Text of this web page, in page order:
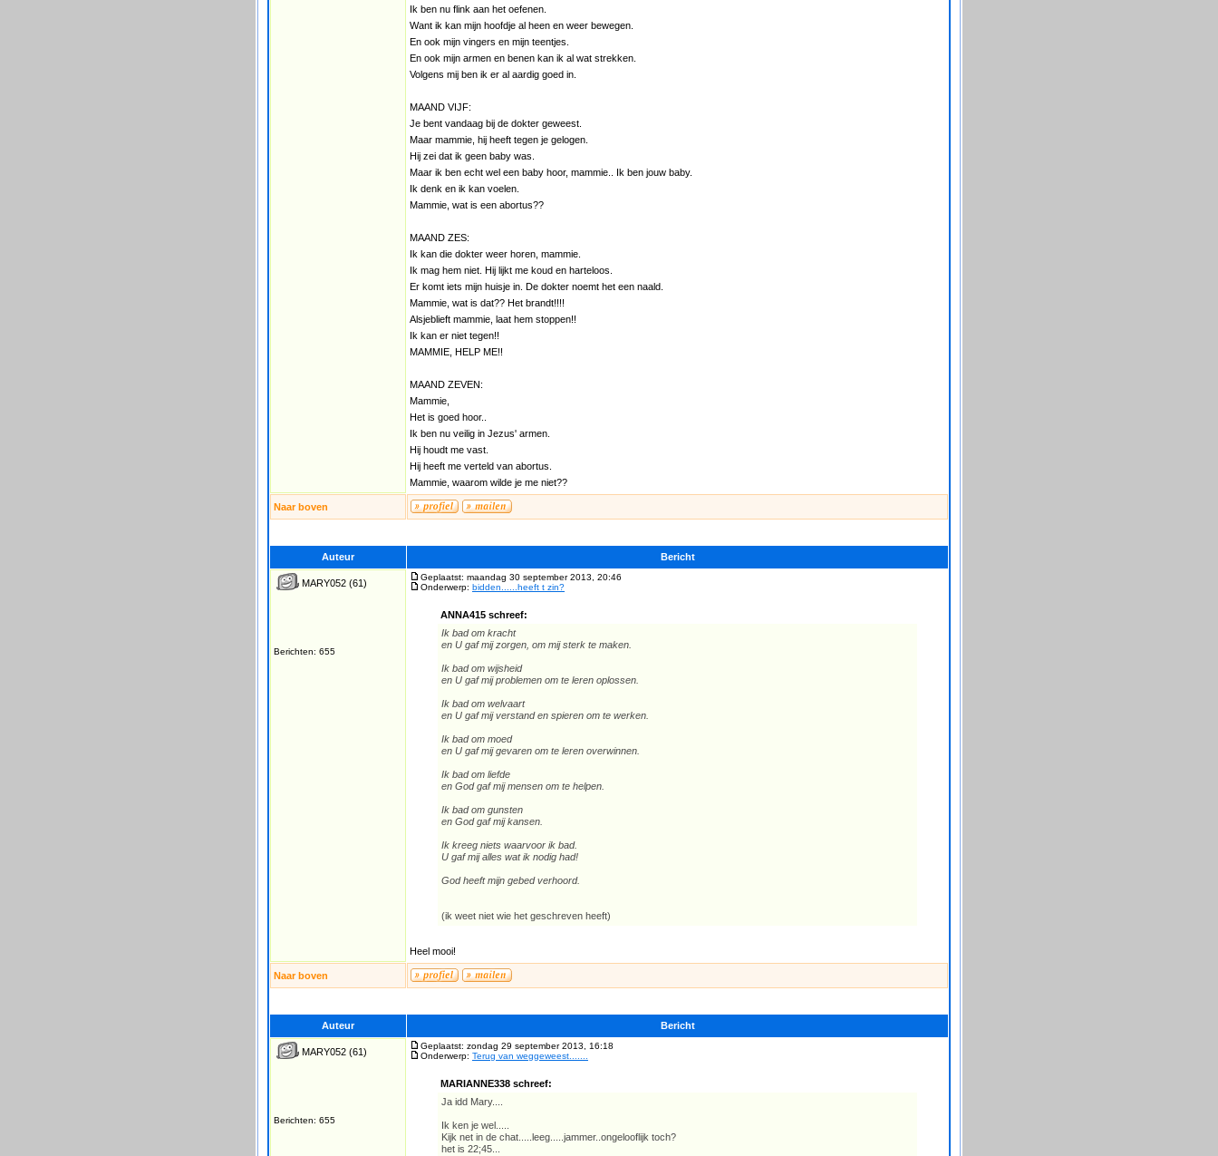
Ik ben nu flink aan het oefenen.
Want ik kan mijn hoofdje al heen en weer bewegen.
En ook mijn vingers en mijn teentjes.
En ook mijn armen en benen kan ik al wat strekken.
Volgens mij ben ik er al aardig goed in.
MAAND VIJF:
Je bent vandaag bij de dokter geweest.
Maar mammie, hij heeft tegen je gelogen.
Hij zei dat ik geen baby was.
Maar ik ben echt wel een baby hoor, mammie.. Ik ben jouw baby.
Ik denk en ik kan voelen.
Mammie, wat is een abortus??
MAAND ZES:
Ik kan die dokter weer horen, mammie.
Ik mag hem niet. Hij lijkt me koud en harteloos.
Er komt iets mijn huisje in. De dokter noemt het een naald.
Mammie, wat is dat?? Het brandt!!!!
Alsjeblieft mammie, laat hem stoppen!!
Ik kan er niet tegen!!
MAMMIE, HELP ME!!
MAAND ZEVEN:
Mammie,
Het is goed hoor..
Ik ben nu veilig in Jezus' armen.
Hij houdt me vast.
Hij heeft me verteld van abortus.
Mammie, waarom wilde je me niet??
Naar boven
Auteur Bericht
MARY052 (61)
Berichten: 655
Geplaatst: maandag 30 september 2013, 20:46
Onderwerp: bidden......heeft t zin?
ANNA415 schreef:
Ik bad om kracht
en U gaf mij zorgen, om mij sterk te maken.
Ik bad om wijsheid
en U gaf mij problemen om te leren oplossen.
Ik bad om welvaart
en U gaf mij verstand en spieren om te werken.
Ik bad om moed
en U gaf mij gevaren om te leren overwinnen.
Ik bad om liefde
en God gaf mij mensen om te helpen.
Ik bad om gunsten
en God gaf mij kansen.
Ik kreeg niets waarvoor ik bad.
U gaf mij alles wat ik nodig had!
God heeft mijn gebed verhoord.
(ik weet niet wie het geschreven heeft)
Heel mooi!
Naar boven
Auteur Bericht
MARY052 (61)
Berichten: 655
Geplaatst: zondag 29 september 2013, 16:18
Onderwerp: Terug van weggeweest.......
MARIANNE338 schreef:
Ja idd Mary....
Ik ken je wel.....
Kijk net in de chat.....leeg.....jammer..ongelooflijk toch?
het is 22;45...